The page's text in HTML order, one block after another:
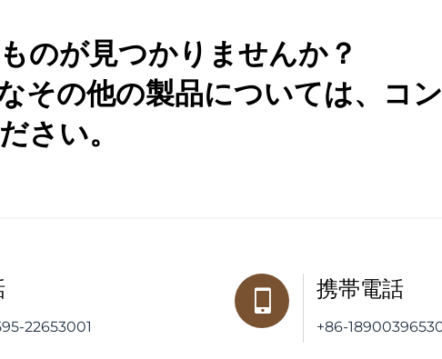
のが見つかりませんか？
その他の製品については、コ
さい。
22653001
携帯電話
+86-